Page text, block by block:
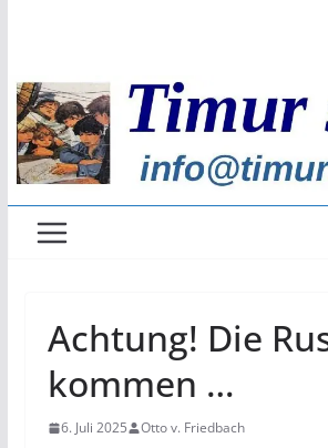
Achtung! Die
kommen …
6. Juli 2025 Otto v. Friedbach